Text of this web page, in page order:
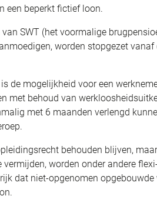
een beperkt fictief loon.
SWT (het voormalige
worden stopgezet
de mogelijkheid voor een
met behoud van
met 6 maanden verlengd
behouden blijven,
worden onder andere
dat niet-opgenomen